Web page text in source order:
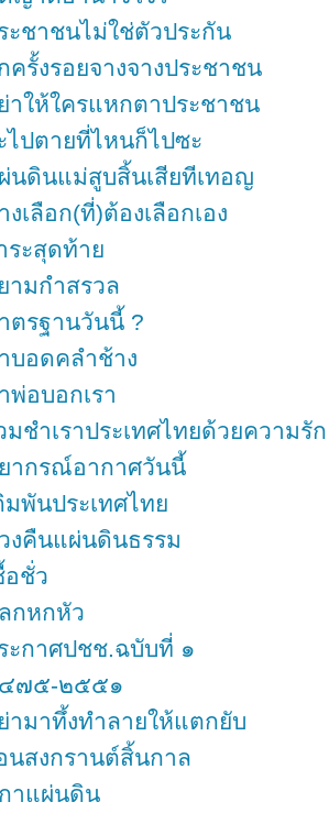
ะชาชนไม่ใช่ตัวประกัน
ครั้งรอยจางจางประชาชน
าให้ใครแหกตาประชาชน
ไปตายที่ไหนก็ไปซะ
นดินแม่สูบสิ้นเสียทีเทอญ
งเลือก(ที่)ต้องเลือกเอง
ระสุดท้าย
ามกำสรวล
ตรฐานวันนี้ ?
บอดคลำช้าง
พ่อบอกเรา
มชำเราประเทศไทยด้วยความรัก
ากรณ์อากาศวันนี้
มพันประเทศไทย
งคืนแผ่นดินธรรม
อชั่ว
กหกหัว
ะกาศปชช.ฉบับที่ ๑
๗๕-๒๕๕๑
ามาทึ้งทำลายให้แตกยับ
นสงกรานต์สิ้นกาล
าแผ่นดิน